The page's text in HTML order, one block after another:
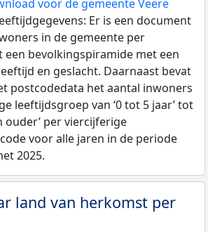
voor de gemeente Veere
Er is een document
in de gemeente per
een bevolkingspiramide met een
en geslacht. Daarnaast bevat
postcodedata het aantal inwoners
leeftijdsgroep van ‘0 tot 5 jaar’ tot
ouder’ per viercijferige
voor alle jaren in de periode
2025.
land van herkomst per